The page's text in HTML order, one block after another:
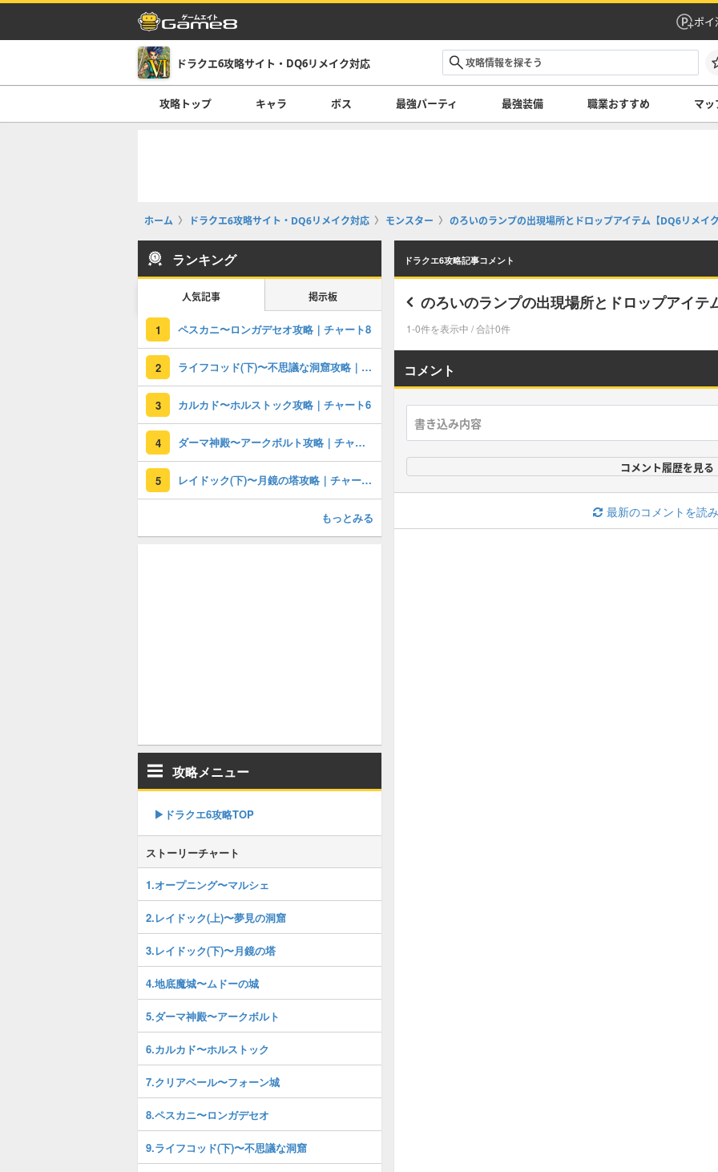
ポイ
ドラクエ6攻略サイト・DQ6リメイク対応
攻略トップ キャラ ボス 最強パーティ 最強装備 職業おすすめ マッ
ホーム ドラクエ6攻略サイト・DQ6リメイク対応 モンスター のろいのランプの出現場所とドロップアイテム【DQ6リメイク
ドラクエ6攻略記事コメント
のろいのランプの出現場所とドロップアイテ
1-0件を表示中 / 合計0件
コメント
コメント履歴を見る
最新のコメントを読
ランキング
人気記事 掲示板
1 ペスカニ〜ロンガデセオ攻略｜チャート8
2 ライフコッド(下)〜不思議な洞窟攻略｜チャート9
3 カルカド〜ホルストック攻略｜チャート6
4 ダーマ神殿〜アークボルト攻略｜チャート5
5 レイドック(下)〜月鏡の塔攻略｜チャート3
もっとみる
攻略メニュー
▶︎ドラクエ6攻略TOP
ストーリーチャート
1.オープニング〜マルシェ
2.レイドック(上)〜夢見の洞窟
3.レイドック(下)〜月鏡の塔
4.地底魔城〜ムドーの城
5.ダーマ神殿〜アークボルト
6.カルカド〜ホルストック
7.クリアベール〜フォーン城
8.ペスカニ〜ロンガデセオ
9.ライフコッド(下)〜不思議な洞窟